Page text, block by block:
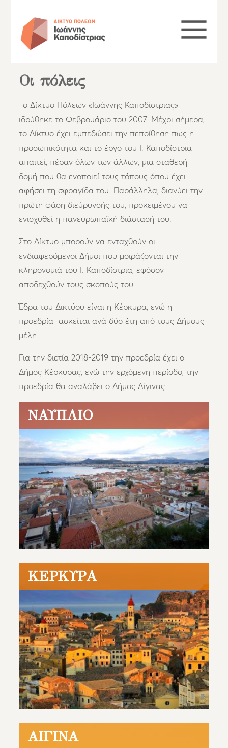
Οι πόλεις
Το Δίκτυο Πόλεων «Ιωάννης Καποδίστριας»
ιδρύθηκε το Φεβρουάριο του 2007. Μέχρι σήμερα,
το Δίκτυο έχει εμπεδώσει την πεποίθηση πως η
προσωπικότητα και το έργο του Ι. Καποδίστρια
απαιτεί, πέραν όλων των άλλων, μια σταθερή
δομή που θα ενοποιεί τους τόπους όπου έχει
αφήσει τη σφραγίδα του. Παράλληλα, διανύει την
πρώτη φάση διεύρυνσής του, προκειμένου να
ενισχυθεί η πανευρωπαϊκή διάστασή του.
Στο Δίκτυο μπορούν να ενταχθούν οι
ενδιαφερόμενοι Δήμοι που μοιράζονται την
κληρονομιά του Ι. Καποδίστρια, εφόσον
αποδεχθούν τους σκοπούς του.
Έδρα του Δικτύου είναι η Κέρκυρα, ενώ η
προεδρία ασκείται ανά δύο έτη από τους Δήμους-
μέλη.
Για την διετία 2018-2019 την προεδρία έχει ο
Δήμος Κέρκυρας, ενώ την ερχόμενη περίοδο, την
προεδρία θα αναλάβει ο Δήμος Αίγινας.
ΝΑΎΠΛΙΟ
ΚΈΡΚΥΡΑ
ΑΊΓΙΝΑ